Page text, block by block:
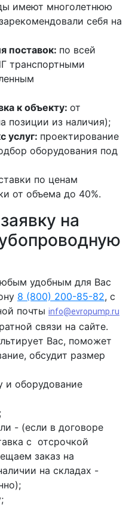
имеют многолетнюю
себя на
поставок: по всей
транспортными
к объекту: от
позиции из наличия);
услуг: проектирование
оборудования под
по ценам
от объема до 40%.
на
удобным для Вас
8 (800) 200-85-82, с
почты info@evropump.ru
связи на сайте.
Вас, поможет
обсудит размер
и оборудование
- (если в договоре
с отсрочкой
заказ на
на складах -